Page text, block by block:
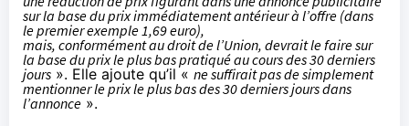
sur la base du prix immédiatement antérieur à l’offre (dans
le premier exemple 1,69 euro),
mais, conformément au droit de l’Union, devrait le faire sur
la base du prix le plus bas pratiqué au cours des 30 derniers
jours ». Elle ajoute qu’il « ne suffirait pas de simplement
mentionner le prix le plus bas des 30 derniers jours dans
l’annonce ».